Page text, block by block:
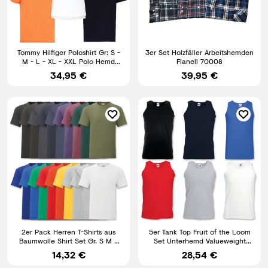
Tommy Hilfiger Poloshirt Gr: S -
M - L - XL - XXL Polo Hemd
Polo Shirt T Shirt
34,95 €
3er Set Holzfäller Arbeitshemden
Flanell 70008
39,95 €
2er Pack Herren T-Shirts aus
Baumwolle Shirt Set Gr. S M L
XL XXL 3XL 4XL 5XL
14,32 €
5er Tank Top Fruit of the Loom
Set Unterhemd Valueweight
Herren Athletic Mix NEU
28,54 €